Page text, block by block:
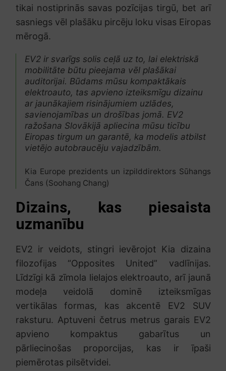
tikai nostiprinās savas pozīcijas tirgū, bet arī
sasniegs vēl plašāku pircēju loku visas Eiropas
mērogā.
EV2 ir svarīgs solis ceļā uz to, lai elektriskā
mobilitāte būtu pieejama vēl plašākai
auditorijai. Būdams mūsu kompaktākais
elektroauto, tas apvieno izteiksmīgu dizainu
ar jaunākajiem risinājumiem uzlādes,
savienojamības un drošības jomā. EV2
ražošana Slovākijā apliecina mūsu ticību
Eiropas tirgum un garantē, ka modelis atbilst
vietējo autobraucēju vajadzībām.
Kia Europe prezidents un izpilddirektors Sūhangs
Čans (Soohang Chang)
Dizains, kas piesaista
uzmanību
EV2 ir veidots, stingri ievērojot Kia dizaina
filozofijas “Opposites United” vadlīnijas.
Līdzīgi kā zīmola lielajos elektroauto, arī jaunā
modeļa veidolā dominē izteiksmīgas
vertikālas formas, kas akcentē EV2 SUV
raksturu. Aptuveni četrus metrus garais EV2
apvieno kompaktus gabarītus un
pārliecinošas proporcijas, kas ir īpaši
piemērotas pilsētvidei.